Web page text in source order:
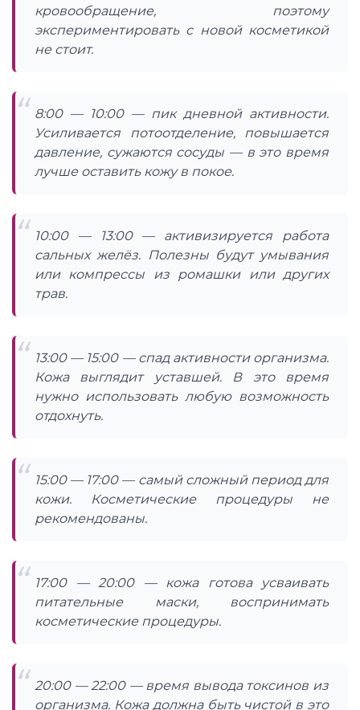
кровообращение, поэтому
экспериментировать с новой косметикой
не стоит.
8:00 — 10:00 — пик дневной активности.
Усиливается потоотделение, повышается
давление, сужаются сосуды — в это время
лучше оставить кожу в покое.
10:00 — 13:00 — активизируется работа
сальных желёз. Полезны будут умывания
или компрессы из ромашки или других
трав.
13:00 — 15:00 — спад активности организма.
Кожа выглядит уставшей. В это время
нужно использовать любую возможность
отдохнуть.
15:00 — 17:00 — самый сложный период для
кожи. Косметические процедуры не
рекомендованы.
17:00 — 20:00 — кожа готова усваивать
питательные маски, воспринимать
косметические процедуры.
20:00 — 22:00 — время вывода токсинов из
организма. Кожа должна быть чистой в это